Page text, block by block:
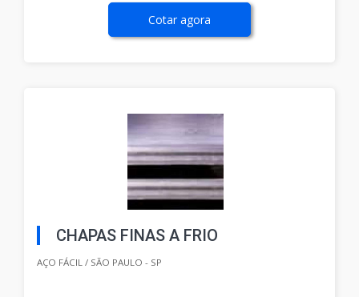
Cotar agora
CHAPAS FINAS A FRIO
AÇO FÁCIL / SÃO PAULO - SP